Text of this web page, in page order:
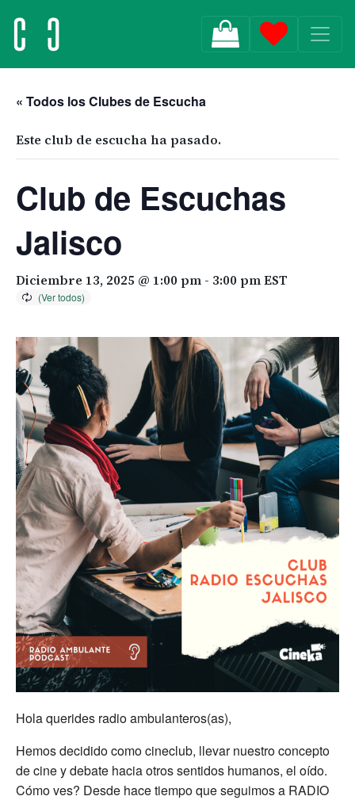
MAIN NAVIGATION
« Todos los Clubes de Escucha
Este club de escucha ha pasado.
Club de Escuchas
Jalisco
Diciembre 13, 2025 @ 1:00 pm - 3:00 pmEST
Hola querides radio ambulanteros(as),
Hemos decidido como cineclub, llevar nuestro concepto
de cine y debate hacia otros sentidos humanos, el oído.
Cómo ves? Desde hace tiempo que seguimos a RADIO